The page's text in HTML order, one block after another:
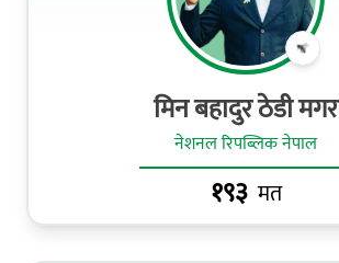
मिन बहादुर ठेडी मगर
नेशनल रिपब्लिक नेपाल
१९३ मत